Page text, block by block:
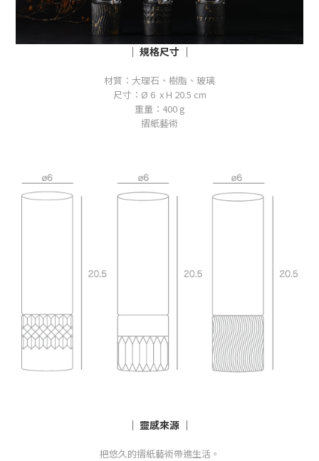
│ 規格尺寸 │
材質： 大理石、樹脂、玻璃
尺寸：Ø 6 x H 20.5 cm
重量：400 g
摺紙藝術
│ 靈感來源 │
把悠久的摺紙藝術帶進生活。